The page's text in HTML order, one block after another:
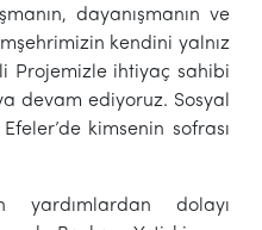
dayanışmanın ve
kendini yalnız
Projemizle ihtiyaç sahibi
devam ediyoruz. Sosyal
kimsenin sofrası
yardımlardan dolayı